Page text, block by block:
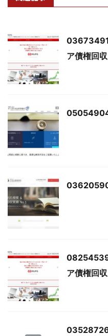
ア債権回収
ア債権回収